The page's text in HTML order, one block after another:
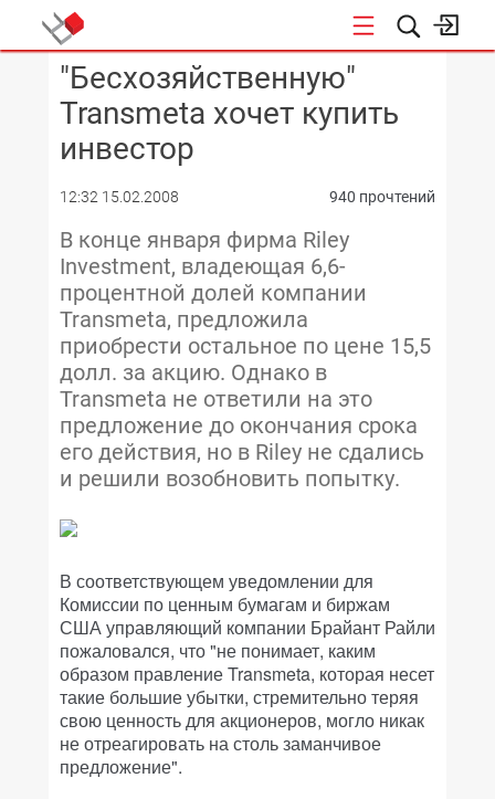
КОНФЕРЕНЦИИ
"Бесхозяйственную"
Transmeta хочет купить
инвестор
12:32 15.02.2008 940 прочтений
В конце января фирма Riley
Investment, владеющая 6,6-
процентной долей компании
Transmeta, предложила
приобрести остальное по цене 15,5
долл. за акцию. Однако в
Transmeta не ответили на это
предложение до окончания срока
его действия, но в Riley не сдались
и решили возобновить попытку.
В соответствующем уведомлении для
Комиссии по ценным бумагам и биржам
США управляющий компании Брайант Райли
пожаловался, что "не понимает, каким
образом правление Transmeta, которая несет
такие большие убытки, стремительно теряя
свою ценность для акционеров, могло никак
не отреагировать на столь заманчивое
предложение".